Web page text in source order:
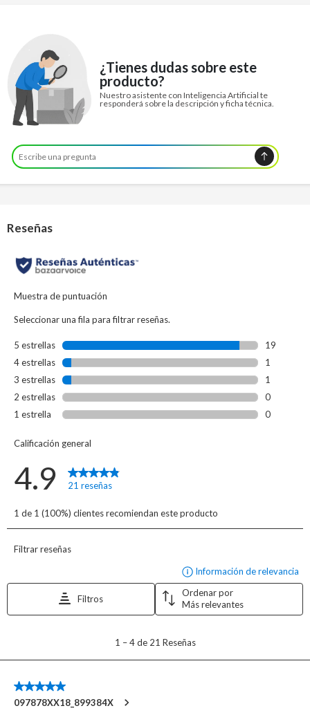
¿Tienes dudas sobre este
producto?
Nuestro asistente con Inteligencia Artificial te
responderá sobre la descripción y ficha técnica.